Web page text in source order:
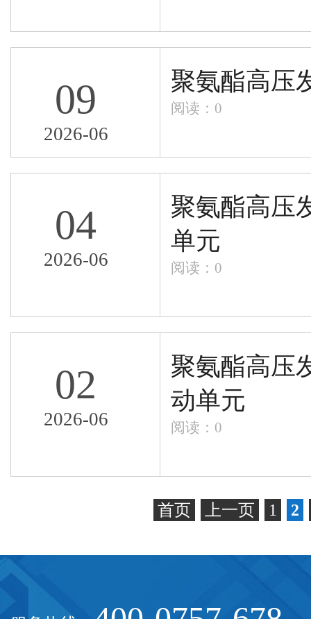
09
2026-06
聚氨酯高压
阅读： 0
04
2026-06
聚氨酯高压
单元
阅读： 0
02
2026-06
聚氨酯高压
动单元
阅读： 0
首页 上一页 1 2